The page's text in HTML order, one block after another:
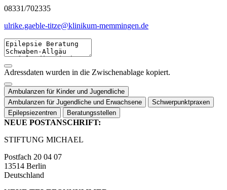
08331/702335
ulrike.gaeble-titze@klinikum-memmingen.de
Adressdaten wurden in die Zwischenablage kopiert.
Ambulanzen für Kinder und Jugendliche
Ambulanzen für Jugendliche und Erwachsene
Schwerpunktpraxen
Epilepsiezentren
Beratungsstellen
NEUE POSTANSCHRIFT:
STIFTUNG MICHAEL
Postfach 20 04 07
13514 Berlin
Deutschland